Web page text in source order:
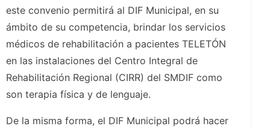
este convenio permitirá al DIF Municipal, en su
ámbito de su competencia, brindar los servicios
médicos de rehabilitación a pacientes TELETÓN
en las instalaciones del Centro Integral de
Rehabilitación Regional (CIRR) del SMDIF como
son terapia física y de lenguaje.
De la misma forma, el DIF Municipal podrá hacer